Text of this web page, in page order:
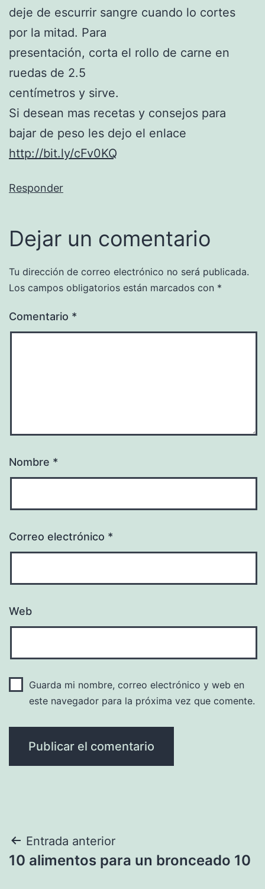
deje de escurrir sangre cuando lo cortes
por la mitad. Para
presentación, corta el rollo de carne en
ruedas de 2.5
centímetros y sirve.
Si desean mas recetas y consejos para
bajar de peso les dejo el enlace
http://bit.ly/cFv0KQ
Responder
Dejar un comentario
Tu dirección de correo electrónico no será publicada.
Los campos obligatorios están marcados con *
Comentario *
Nombre *
Correo electrónico *
Web
Guarda mi nombre, correo electrónico y web en
este navegador para la próxima vez que comente.
Navegación
de
Entrada anterior
10 alimentos para un bronceado 10